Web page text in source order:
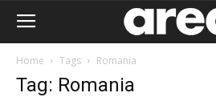
Home Tags Romania
Tag: Romania